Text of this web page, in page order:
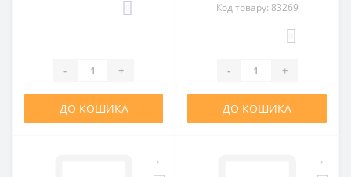
- +
ДО КОШИКА
Код товару: 83269
- +
ДО КОШИКА